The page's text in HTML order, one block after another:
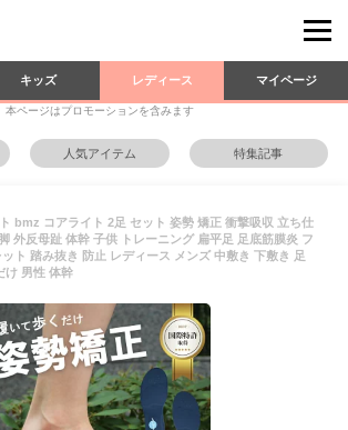
キッズ レディース マイページ
本ページはプロモーションを含みます
人気アイテム 特集記事
bmz コアライト 2足 セット 姿勢 矯正 衝撃吸収 立ち仕
外反母趾 体幹 子供 トレーニング 扁平足 足底筋膜炎 フ
ト 踏み抜き 防止 レディース メンズ 中敷き 下敷き 足
け 男性 体幹